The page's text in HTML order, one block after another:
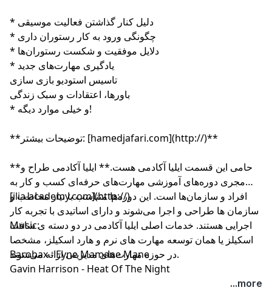
* دلیل کنار گذاشتن فعالیت موسیقی
* چگونگی ورود به کار رستوران داری
* دلایل موفقیت و شکست رستوران‌ها
* یادگیری مهارت‌های جدید
تاسیس استودیو بازی سازی
باورها، اعتقادات و سبک زندگی
* و خیلی موارد دیگه!
**توضیحات بیشتر: [hamedjafari.com](http://)**
**حامی این قسمت ایلیا آکادمی هست.** ایلیا آکادمی طراح و
مجری دوره‌های آموزشی مهارت‌های حرفه‌ای کسب و کار به
افراد و سازمان‌ها است. این دوره‌ها متناسب با نیاز مخاطب و
سازمان ها طراحی و اجرا می‌شوند و دارای اساتیدی با تجربه کار
اجرایی هستند. خدمات اصلی ایلیا آکادمی در دو دسته ی سافت
اسکیلز یا همان توسعه مهارت های نرم و هارد اسکیلز، مشخصا
در حوزه مهارت‌های مدیریتی ارائه می‌شوند.
[ilia-academy.com](http://)
Music:
Barobax - Eyne Mamane Mane
Gavin Harrison - Heat Of The Night
...more